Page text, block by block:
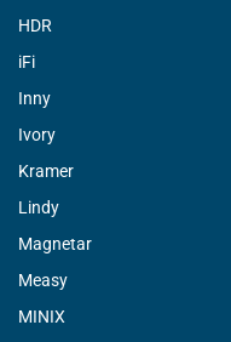
HDR
iFi
Inny
Ivory
Kramer
Lindy
Magnetar
Measy
MINIX